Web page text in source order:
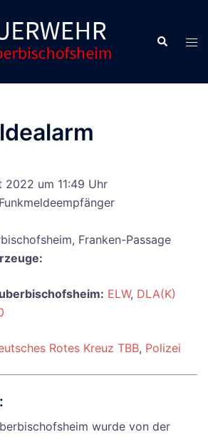
Suche
2022 um 11:49 Uhr
Funkmeldeempfänger
Franken-Passage
ELW, DLA(K)
Rotes Kreuz TBB, Polizei
wurde von der